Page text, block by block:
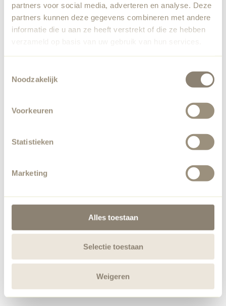
partners voor social media, adverteren en analyse. Deze
partners kunnen deze gegevens combineren met andere
informatie die u aan ze heeft verstrekt of die ze hebben
verzameld op basis van uw gebruik van hun services.
Noodzakelijk
Voorkeuren
Statistieken
Marketing
Alles toestaan
Selectie toestaan
Weigeren